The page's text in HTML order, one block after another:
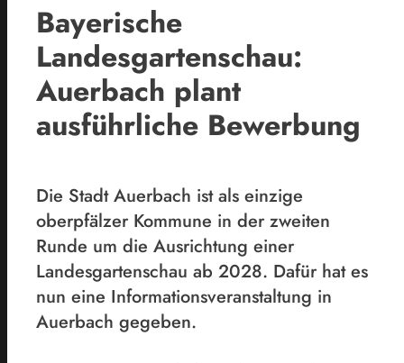
Bayerische
Landesgartenschau:
Auerbach plant
ausführliche Bewerbung
Die Stadt Auerbach ist als einzige
oberpfälzer Kommune in der zweiten
Runde um die Ausrichtung einer
Landesgartenschau ab 2028. Dafür hat es
nun eine Informationsveranstaltung in
Auerbach gegeben.